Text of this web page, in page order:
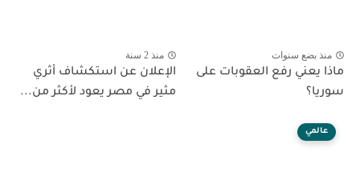
منذ بضع سنوات
ماذا يعني رفع العقوبات على
سوريا؟
منذ 2 سنة
الإعلان عن استكشاف أثري
مثير في مصر يعود لأكثر من...
عالمي